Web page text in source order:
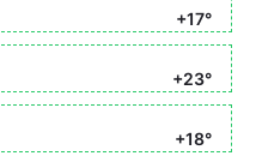
+17°
+23°
+18°